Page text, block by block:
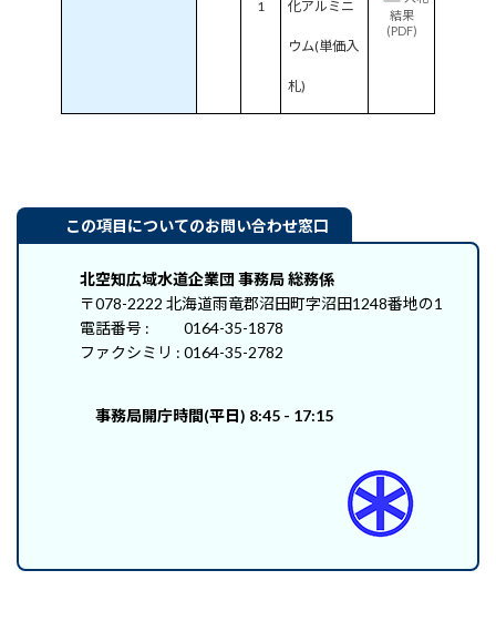
1 化アルミニ
ウム(単価入
札)
結果
(PDF)
この項目についてのお問い合わせ窓口
北空知広域水道企業団 事務局 総務係
〒078-2222 北海道雨竜郡沼田町字沼田1248番地の1
電話番号 : 0164-35-1878
ファクシミリ : 0164-35-2782
事務局開庁時間(平日) 8:45 - 17:15